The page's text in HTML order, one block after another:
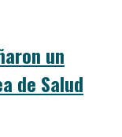
un
de Salud